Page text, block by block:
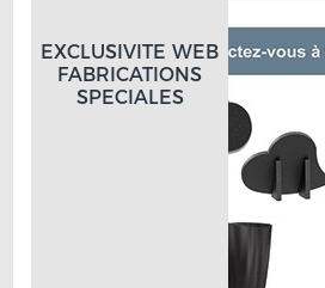
EXCLUSIVITE WEB
FABRICATIONS
SPECIALES